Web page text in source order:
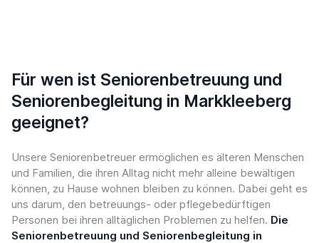
Für wen ist Seniorenbetreuung und
Seniorenbegleitung in Markkleeberg
geeignet?
Unsere Seniorenbetreuer ermöglichen es älteren Menschen
und Familien, die ihren Alltag nicht mehr alleine bewältigen
können, zu Hause wohnen bleiben zu können. Dabei geht es
uns darum, den betreuungs- oder pflegebedürftigen
Personen bei ihren alltäglichen Problemen zu helfen. Die
Seniorenbetreuung und Seniorenbegleitung in